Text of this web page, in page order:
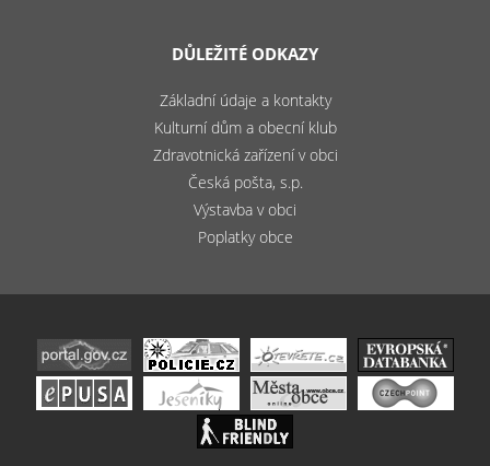
DŮLEŽITÉ ODKAZY
Základní údaje a kontakty
Kulturní dům a obecní klub
Zdravotnická zařízení v obci
Česká pošta, s.p.
Výstavba v obci
Poplatky obce